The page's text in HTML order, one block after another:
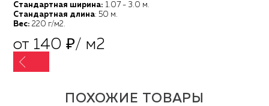
Стандартная ширина: 1.07 - 3.0 м.
Стандартная длина: 50 м.
Вес:220 г/м2.
от 140 ₽/ м2
ПОХОЖИЕ ТОВАРЫ